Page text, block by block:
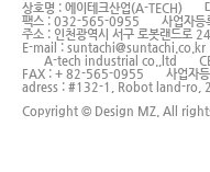
상호명 : 에이테크산업(A-TECH)
팩스 : 032-565-0955
사업자
주소 : 인천광역시 서구 로봇랜드로
E-mail : suntachi@suntachi.co.kr
A-tech industrial co.,ltd
FAX : + 82-565-0955
사업자
adress : #132-1, Robot land-ro,
Copyright © Design MZ. All rights